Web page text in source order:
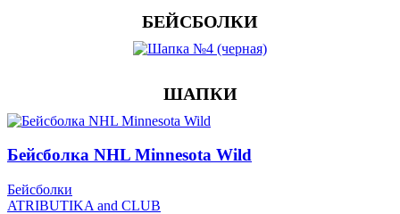
БЕЙСБОЛКИ
ШАПКИ
Бейсболка NHL Minnesota Wild
Бейсболки
ATRIBUTIKA and CLUB